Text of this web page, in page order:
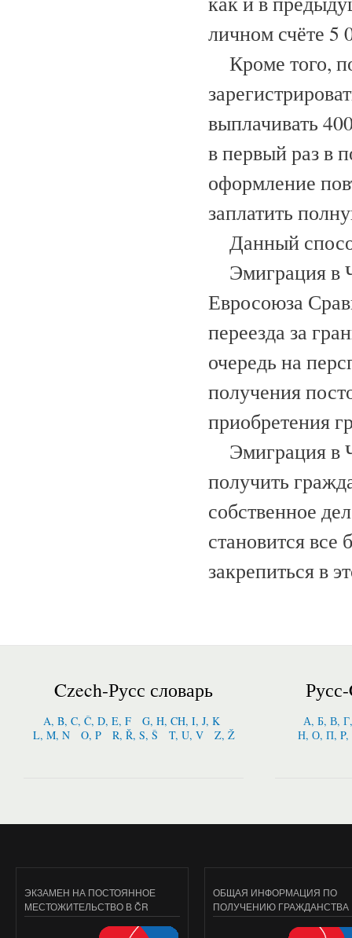
личном счёте 5
Кроме того,
выплачивать
в первый раз в
оформление
заплатить
Данный
Эмиграция в
Евросоюза
переезда за
очередь на
получения
приобретения
Эмиграция в
получить
собственное
становится
закрепиться в
Czech-Русс словарь
A, B, C, Č, D, E, F
G, H, CH, I, J, K
L, M, N
O, P R, Ř, S, Š T, U, V Z, Ž
А, Б, В,
Н, О, П,
ЭКЗАМЕН НА ПОСТОЯННОЕ
МЕСТОЖИТЕЛЬСТВО В ČR
ОБЩАЯ ИНФОРМАЦИЯ ПО
ПОЛУЧЕНИЮ ГРАЖДАНСТВА